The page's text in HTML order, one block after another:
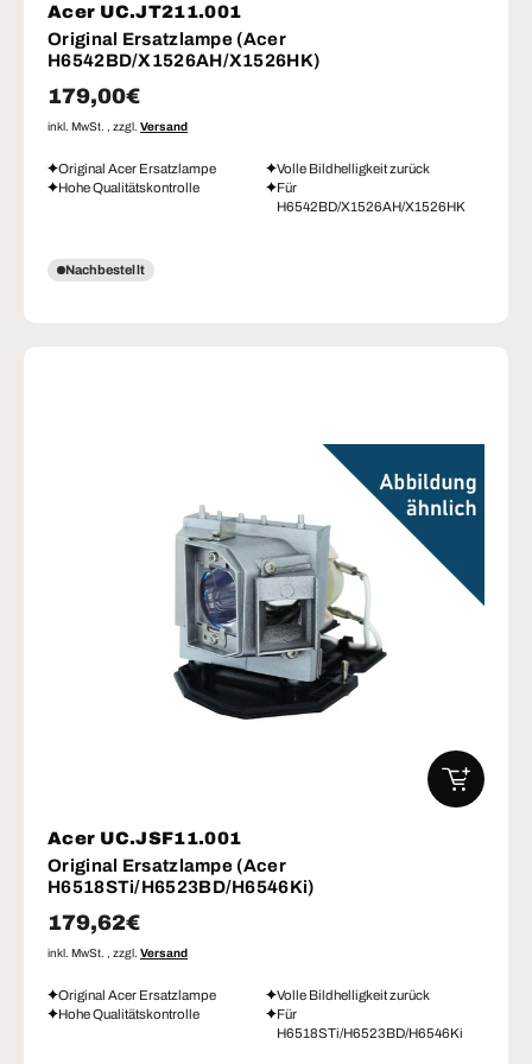
Acer UC.JT211.001
Original Ersatzlampe (Acer
H6542BD/X1526AH/X1526HK)
Normaler Preis
179,00€
inkl. MwSt. , zzgl. Versand
Original Acer Ersatzlampe
Volle Bildhelligkeit zurück
Hohe Qualitätskontrolle
Für
H6542BD/X1526AH/X1526HK
Nachbestellt
Acer UC.JSF11.001
Original Ersatzlampe (Acer
H6518STi/H6523BD/H6546Ki)
Normaler Preis
179,62€
inkl. MwSt. , zzgl. Versand
Original Acer Ersatzlampe
Volle Bildhelligkeit zurück
Hohe Qualitätskontrolle
Für
H6518STi/H6523BD/H6546Ki
IN DEN